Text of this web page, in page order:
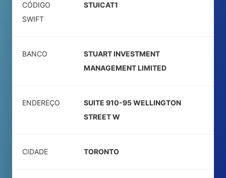
CÓDIGO
SWIFT
STUICAT1
BANCO
STUART INVESTMENT
MANAGEMENT LIMITED
ENDEREÇO
SUITE 910-95 WELLINGTON
STREET W
CIDADE TORONTO